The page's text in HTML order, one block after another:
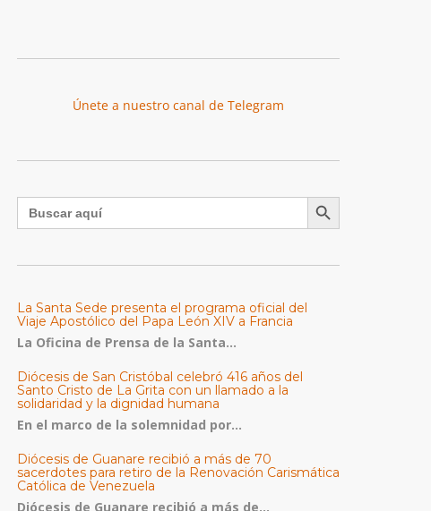
Únete a nuestro canal de Telegram
Buscar: Botón de búsqueda
La Santa Sede presenta el programa oficial del
Viaje Apostólico del Papa León XIV a Francia
La Oficina de Prensa de la Santa...
Diócesis de San Cristóbal celebró 416 años del
Santo Cristo de La Grita con un llamado a la
solidaridad y la dignidad humana
En el marco de la solemnidad por...
Diócesis de Guanare recibió a más de 70
sacerdotes para retiro de la Renovación Carismática
Católica de Venezuela
Diócesis de Guanare recibió a más de...